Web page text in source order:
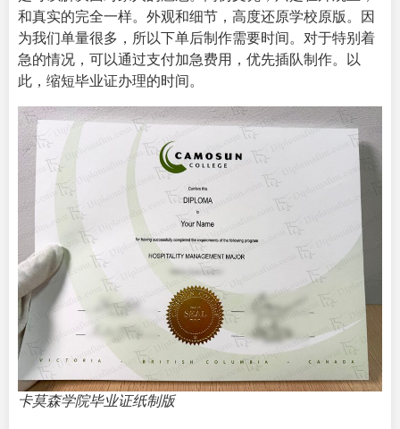
和真实的完全一样。外观和细节，高度还原学校原版。因
为我们单量很多，所以下单后制作需要时间。对于特别着
急的情况，可以通过支付加急费用，优先插队制作。以
此，缩短毕业证办理的时间。
卡莫森学院毕业证纸制版